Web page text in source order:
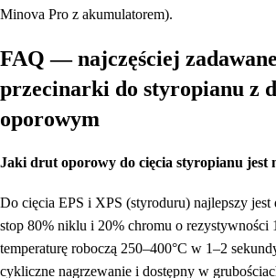
Minova Pro z akumulatorem).
FAQ — najczęściej
przecinarki do styropianu z
oporowym
Jaki drut oporowy do cięcia styropianu jest
Do cięcia EPS i XPS (styroduru) najlepszy jest
stop 80% niklu i 20% chromu o rezystywności
temperaturę roboczą 250–400°C w 1–2
cykliczne nagrzewanie i dostępny w